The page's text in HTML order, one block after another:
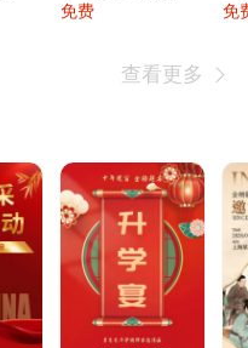
免费 免
查看更多 